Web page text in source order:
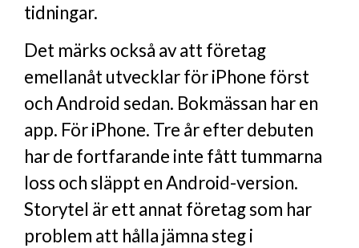
tidningar.
Det märks också av att företag
emellanåt utvecklar för iPhone först
och Android sedan. Bokmässan har en
app. För iPhone. Tre år efter debuten
har de fortfarande inte fått tummarna
loss och släppt en Android-version.
Storytel är ett annat företag som har
problem att hålla jämna steg i